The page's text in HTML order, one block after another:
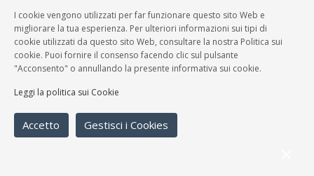
Varie
Gruppo Fdm
I cookie vengono utilizzati per far funzionare questo sito Web e
migliorare la tua esperienza. Per ulteriori informazioni sui tipi di
cookie utilizzati da questo sito Web, consultare la nostra Politica sui
cookie. Puoi fornire il consenso facendo clic sul pulsante
"Acconsento" o annullando la presente informativa sui cookie.
Leggi la politica sui Cookie
Accetto Gestisci i Cookies